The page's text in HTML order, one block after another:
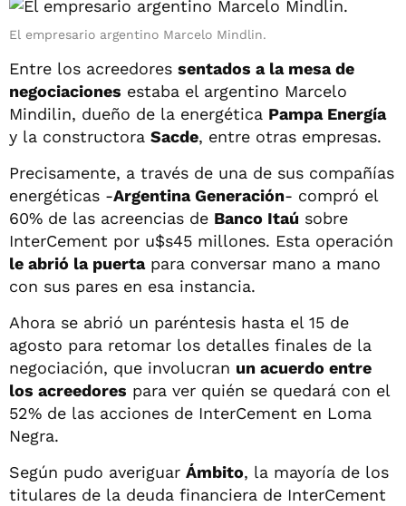
El empresario argentino Marcelo Mindlin.
Entre los acreedores sentados a la mesa de
negociaciones estaba el argentino Marcelo
Mindilin, dueño de la energética Pampa Energía
y la constructora Sacde, entre otras empresas.
Precisamente, a través de una de sus compañías
energéticas -Argentina Generación- compró el
60% de las acreencias de Banco Itaú sobre
InterCement por u$s45 millones. Esta operación
le abrió la puertapara conversar mano a mano
con sus pares en esa instancia.
Ahora se abrió un paréntesis hasta el 15 de
agosto para retomar los detalles finales de la
negociación, que involucran un acuerdo entre
los acreedores para ver quién se quedará con el
52% de las acciones de InterCement en Loma
Negra.
Según pudo averiguar Ámbito, la mayoría de los
titulares de la deuda financiera de InterCement